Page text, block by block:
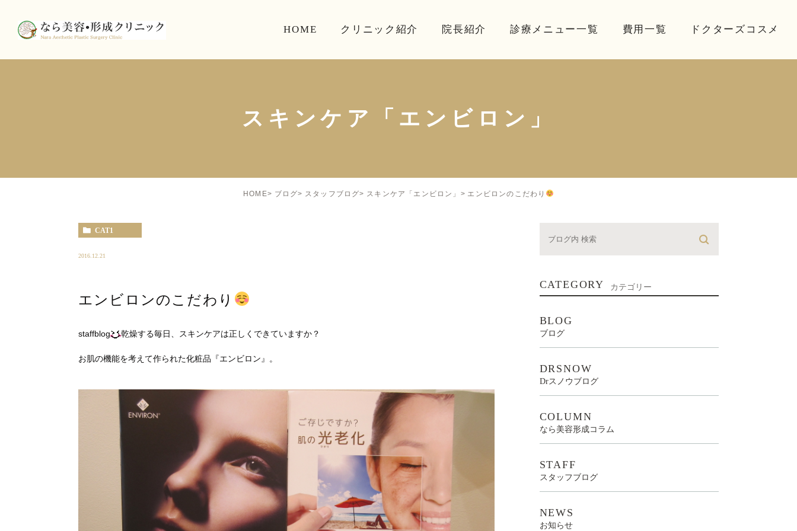
HOME クリニック紹介 院長紹介 診療メニュー一覧 費用一覧 ドクターズコスメ
スキンケア「エンビロン」
HOME ブログ スタッフブログ スキンケア「エンビロン」 エンビロンのこだわり
CAT1
2016.12.21
エンビロンのこだわり
staffblog 乾燥する毎日、スキンケアは正しくできていますか？
お肌の機能を考えて作られた化粧品『エンビロン』。
CATEGORY カテゴリー
BLOG
ブログ
DRSNOW
Drスノウブログ
COLUMN
なら美容形成コラム
STAFF
スタッフブログ
NEWS
お知らせ